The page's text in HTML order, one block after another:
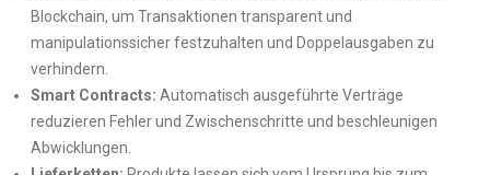
Blockchain, um Transaktionen transparent und
manipulationssicher festzuhalten und Doppelausgaben zu
verhindern.
Smart Contracts: Automatisch ausgeführte Verträge
reduzieren Fehler und Zwischenschritte und beschleunigen
Abwicklungen.